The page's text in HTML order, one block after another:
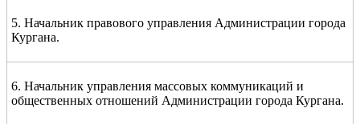
5. Начальник правового управления Администрации города
Кургана.
6. Начальник управления массовых коммуникаций и
общественных отношений Администрации города Кургана.